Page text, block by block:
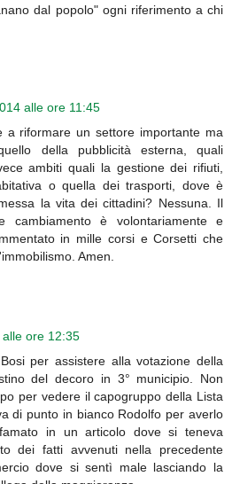
dal popolo" ogni riferimento a chi
alle ore 11:45
a riformare un settore importante ma
della pubblicità esterna, quali
ambiti quali la gestione dei rifiuti,
o quella dei trasporti, dove è
la vita dei cittadini? Nessuna. Il
cambiamento è volontariamente e
in mille corsi e Corsetti che
Amen.
ore 12:35
per assistere alla votazione della
del decoro in 3° municipio. Non
per vedere il capogruppo della Lista
di punto in bianco Rodolfo per averlo
in un articolo dove si teneva
dei fatti avvenuti nella precedente
dove si sentì male lasciando la